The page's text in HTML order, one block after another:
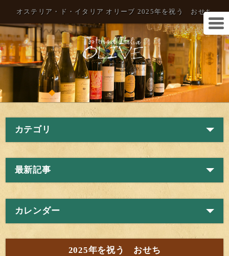
オステリア・ド・イタリア オリーブ 2025年を祝う おせち
カテゴリ
最新記事
カレンダー
2025年を祝う おせち